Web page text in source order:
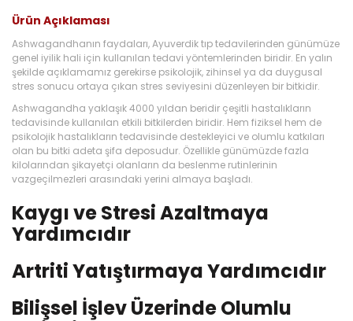
Ürün Açıklaması
Ashwagandhanın faydaları, Ayuverdik tıp tedavilerinden günümüze
genel iyilik hali için kullanılan tedavi yöntemlerinden biridir. En yalın
şekilde açıklamamız gerekirse psikolojik, zihinsel ya da duygusal
stres sonucu ortaya çıkan stres seviyesini düzenleyen bir bitkidir.
Ashwagandha yaklaşık 4000 yıldan beridir çeşitli hastalıkların
tedavisinde kullanılan etkili bitkilerden biridir. Hem fiziksel hem de
psikolojik hastalıkların tedavisinde destekleyici ve olumlu katkıları
olan bu bitki adeta şifa deposudur. Özellikle günümüzde fazla
kilolarından şikayetçi olanların da beslenme rutinlerinin
vazgeçilmezleri arasındaki yerini almaya başladı.
Kaygı ve Stresi Azaltmaya
Yardımcıdır
Artriti Yatıştırmaya Yardımcıdır
Bilişsel İşlev Üzerinde Olumlu